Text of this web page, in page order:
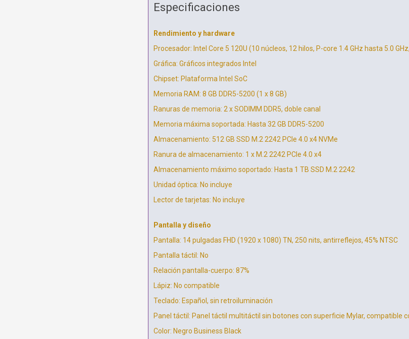
Especificaciones
Rendimiento y hardware
Procesador: Intel Core 5 120U (10 núcleos, 12 hilos, P-core 1.4 GHz hasta 5.0
Gráfica: Gráficos integrados Intel
Chipset: Plataforma Intel SoC
Memoria RAM: 8 GB DDR5-5200 (1 x 8 GB)
Ranuras de memoria: 2 x SODIMM DDR5, doble canal
Memoria máxima soportada: Hasta 32 GB DDR5-5200
Almacenamiento: 512 GB SSD M.2 2242 PCIe 4.0 x4 NVMe
Ranura de almacenamiento: 1 x M.2 2242 PCIe 4.0 x4
Almacenamiento máximo soportado: Hasta 1 TB SSD M.2 2242
Unidad óptica: No incluye
Lector de tarjetas: No incluye
Pantalla y diseño
Pantalla: 14 pulgadas FHD (1920 x 1080) TN, 250 nits, antirreflejos, 45% NTSC
Pantalla táctil: No
Relación pantalla-cuerpo: 87%
Lápiz: No compatible
Teclado: Español, sin retroiluminación
Panel táctil: Panel táctil multitáctil sin botones con superficie Mylar, compatible
Color: Negro Business Black